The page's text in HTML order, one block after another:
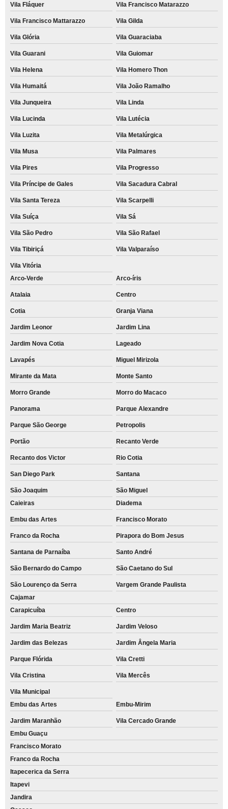
Vila Fláquer Vila Francisco Matarazzo
Vila Francisco Mattarazzo Vila Gilda
Vila Glória Vila Guaraciaba
Vila Guarani Vila Guiomar
Vila Helena Vila Homero Thon
Vila Humaitá Vila João Ramalho
Vila Junqueira Vila Linda
Vila Lucinda Vila Lutécia
Vila Luzita Vila Metalúrgica
Vila Musa Vila Palmares
Vila Pires Vila Progresso
Vila Príncipe de Gales Vila Sacadura Cabral
Vila Santa Tereza Vila Scarpelli
Vila Suíça Vila Sá
Vila São Pedro Vila São Rafael
Vila Tibiriçá Vila Valparaíso
Vila Vitória
Arco-Verde
Arco-íris
Atalaia Centro
Cotia Granja Viana
Jardim Leonor Jardim Lina
Jardim Nova Cotia Lageado
Lavapés Miguel Mirizola
Mirante da Mata Monte Santo
Morro Grande Morro do Macaco
Panorama Parque Alexandre
Parque São George Petropolis
Portão Recanto Verde
Recanto dos Victor Rio Cotia
San Diego Park Santana
São Joaquim
São Miguel
Caieiras
Diadema
Embu das Artes Francisco Morato
Franco da Rocha Pirapora do Bom Jesus
Santana de Parnaíba Santo André
São Bernardo do Campo São Caetano do Sul
São Lourenço da Serra
Vargem Grande Paulista
Cajamar
Carapicuíba
Centro
Jardim Maria Beatriz Jardim Veloso
Jardim das Belezas Jardim Ângela Maria
Parque Flórida Vila Cretti
Vila Cristina Vila Mercês
Vila Municipal
Embu das Artes
Embu-Mirim
Jardim Maranhão
Vila Cercado Grande
Embu Guaçu
Francisco Morato
Franco da Rocha
Itapecerica da Serra
Itapevi
Jandira